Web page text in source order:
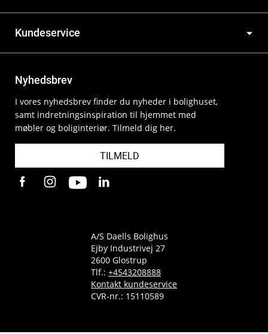
Kundeservice
Nyhedsbrev
I vores nyhedsbrev finder du nyheder i bolighuset,
samt indretningsinspiration til hjemmet med
møbler og boliginteriør. Tilmeld dig her.
TILMELD
A/S Daells Bolighus
Ejby Industrivej 27
2600 Glostrup
Tlf.: +4543208888
Kontakt kundeservice
CVR-nr.: 15110589